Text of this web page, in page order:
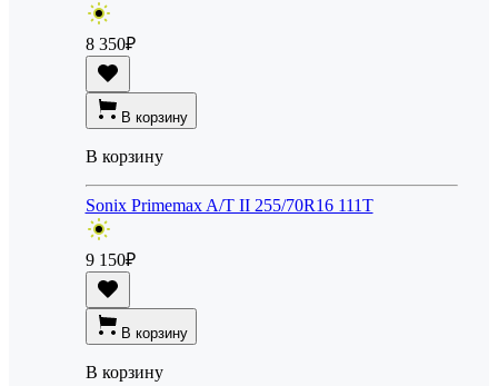
8 350₽
В корзину
В корзину
Sonix Primemax A/T II 255/70R16 111T
9 150₽
В корзину
В корзину